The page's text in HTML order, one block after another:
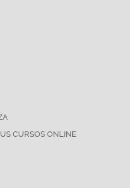
CURSOS ONLINE